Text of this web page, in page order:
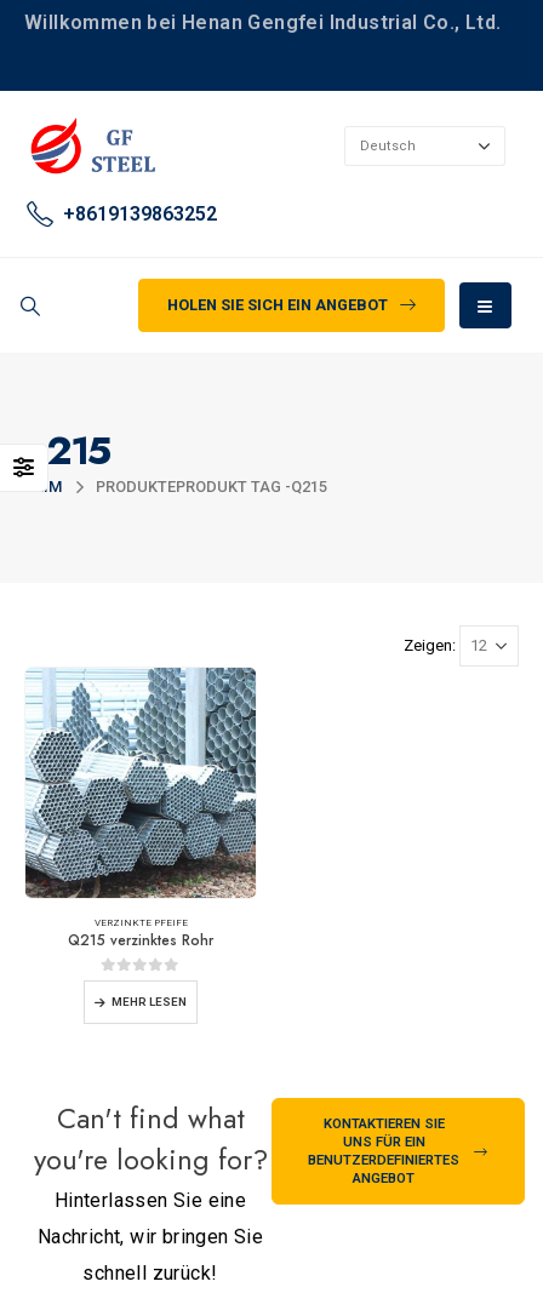
Willkommen bei Henan Gengfei Industrial Co., Ltd.
+8619139863252
HOLEN SIE SICH EIN ANGEBOT
q215
HEIM PRODUKTEPRODUKT TAG -Q215
Zeigen:
VERZINKTE PFEIFE
Q215 verzinktes Rohr
0Von 5
MEHR LESEN
Can't find what
you're looking for?
Hinterlassen Sie eine
Nachricht, wir bringen Sie
schnell zurück!
KONTAKTIEREN SIE
UNS FÜR EIN
BENUTZERDEFINIERTES
ANGEBOT